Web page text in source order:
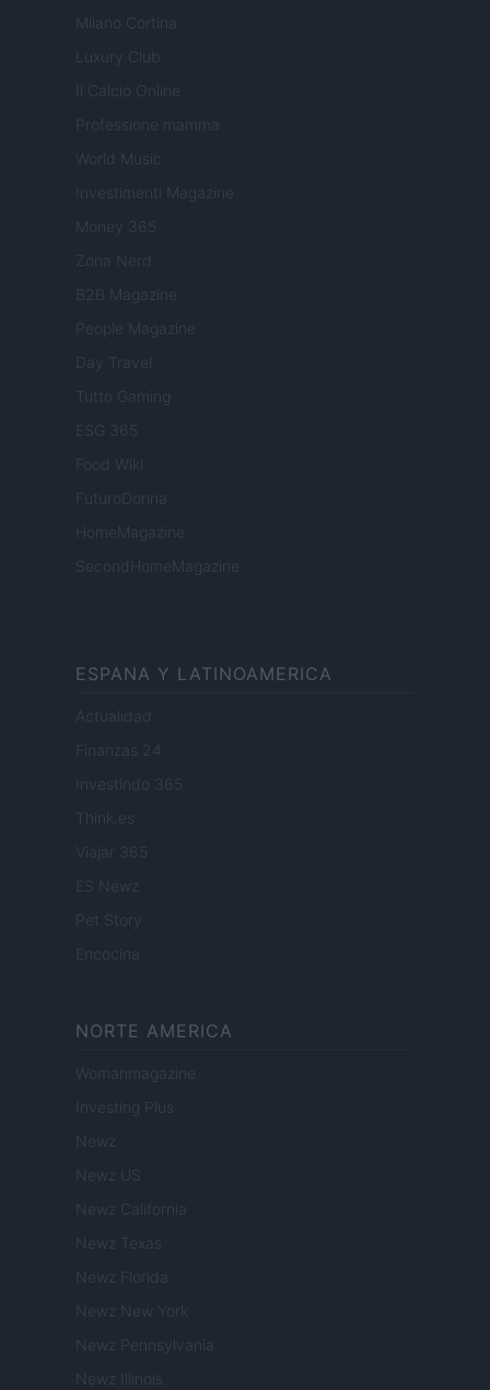
Milano Cortina
Luxury Club
Il Calcio Online
Professione mamma
World Music
Investimenti Magazine
Money 365
Zona Nerd
B2B Magazine
People Magazine
Day Travel
Tutto Gaming
ESG 365
Food Wiki
FuturoDonna
HomeMagazine
SecondHomeMagazine
ESPANA Y LATINOAMERICA
Actualidad
Finanzas 24
Investindo 365
Think.es
Viajar 365
ES Newz
Encocina
NORTE AMERICA
Womanmagazine
Investing Plus
Newz
Newz US
Newz California
Newz Texas
Newz Florida
Newz New York
Newz Pennsylvania
Newz Illinois